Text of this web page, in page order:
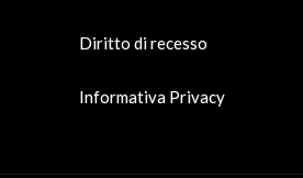
Diritto di recesso
Informativa Privacy